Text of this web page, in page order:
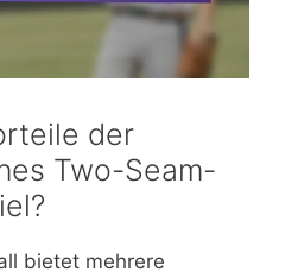
der
Two-Seam-
bietet mehrere